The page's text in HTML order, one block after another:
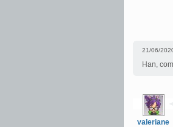
21/06/
Han,
valeriane